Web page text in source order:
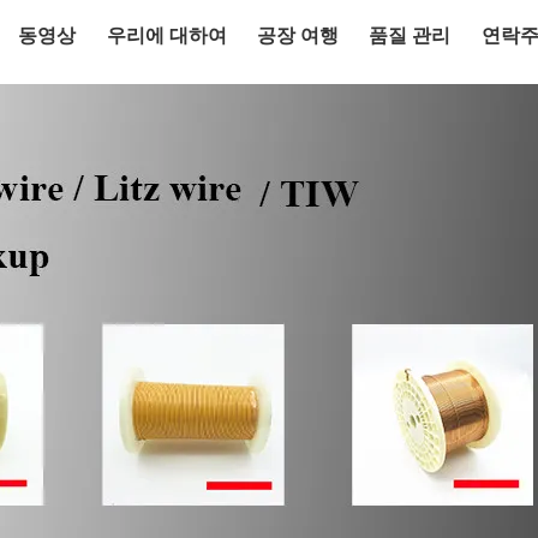
동영상 우리에 대하여 공장 여행 품질 관리 연락